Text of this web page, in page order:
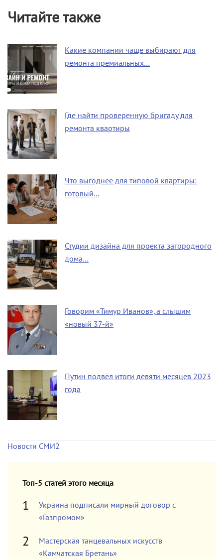
Читайте также
Какие компании чаще выбирают для
ремонта премиальных…
Где найти проверенную бригаду для
ремонта квартиры
Что выгоднее для типовой квартиры:
готовый…
Студии дизайна для проекта загородного
дома…
Говорим «Тимур Иванов», а слышим
«новый 37-й»
Путин подвёл итоги девяти месяцев 2023
года
Новости СМИ2
Топ-5 статей этого месяца
Украина подписали мирный договор с
«Газпромом»
Мастерская танцевальных искусств
«Камчатская Бретань»